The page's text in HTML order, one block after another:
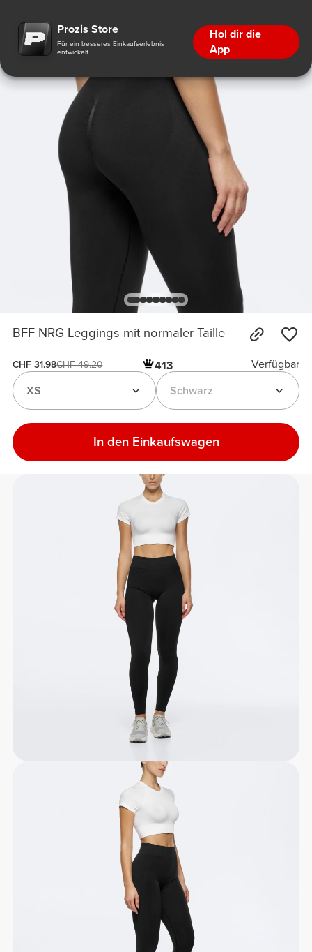
Prozis Store
Für ein besseres Einkaufserlebnis
entwickelt
Hol dir die
App
BFF NRG Leggings mit normaler Taille
CHF 31.98CHF 49.20 413
Verfügbar
Schwarz
XS
In den Einkaufswagen